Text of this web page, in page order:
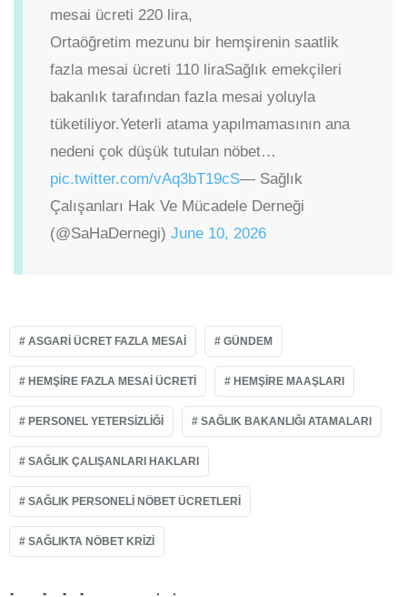
mesai ücreti 220 lira,
Ortaöğretim mezunu bir hemşirenin saatlik
fazla mesai ücreti 110 liraSağlık emekçileri
bakanlık tarafından fazla mesai yoluyla
tüketiliyor.Yeterli atama yapılmamasının ana
nedeni çok düşük tutulan nöbet…
pic.twitter.com/vAq3bT19cS— Sağlık
Çalışanları Hak Ve Mücadele Derneği
(@SaHaDernegi) June 10, 2026
ASGARI ÜCRET FAZLA MESAI GÜNDEM
HEMŞIRE FAZLA MESAI ÜCRETI HEMŞIRE MAAŞLARI
PERSONEL YETERSIZLIĞI SAĞLIK BAKANLIĞI ATAMALARI
SAĞLIK ÇALIŞANLARI HAKLARI
SAĞLIK PERSONELI NÖBET ÜCRETLERI
SAĞLIKTA NÖBET KRIZI